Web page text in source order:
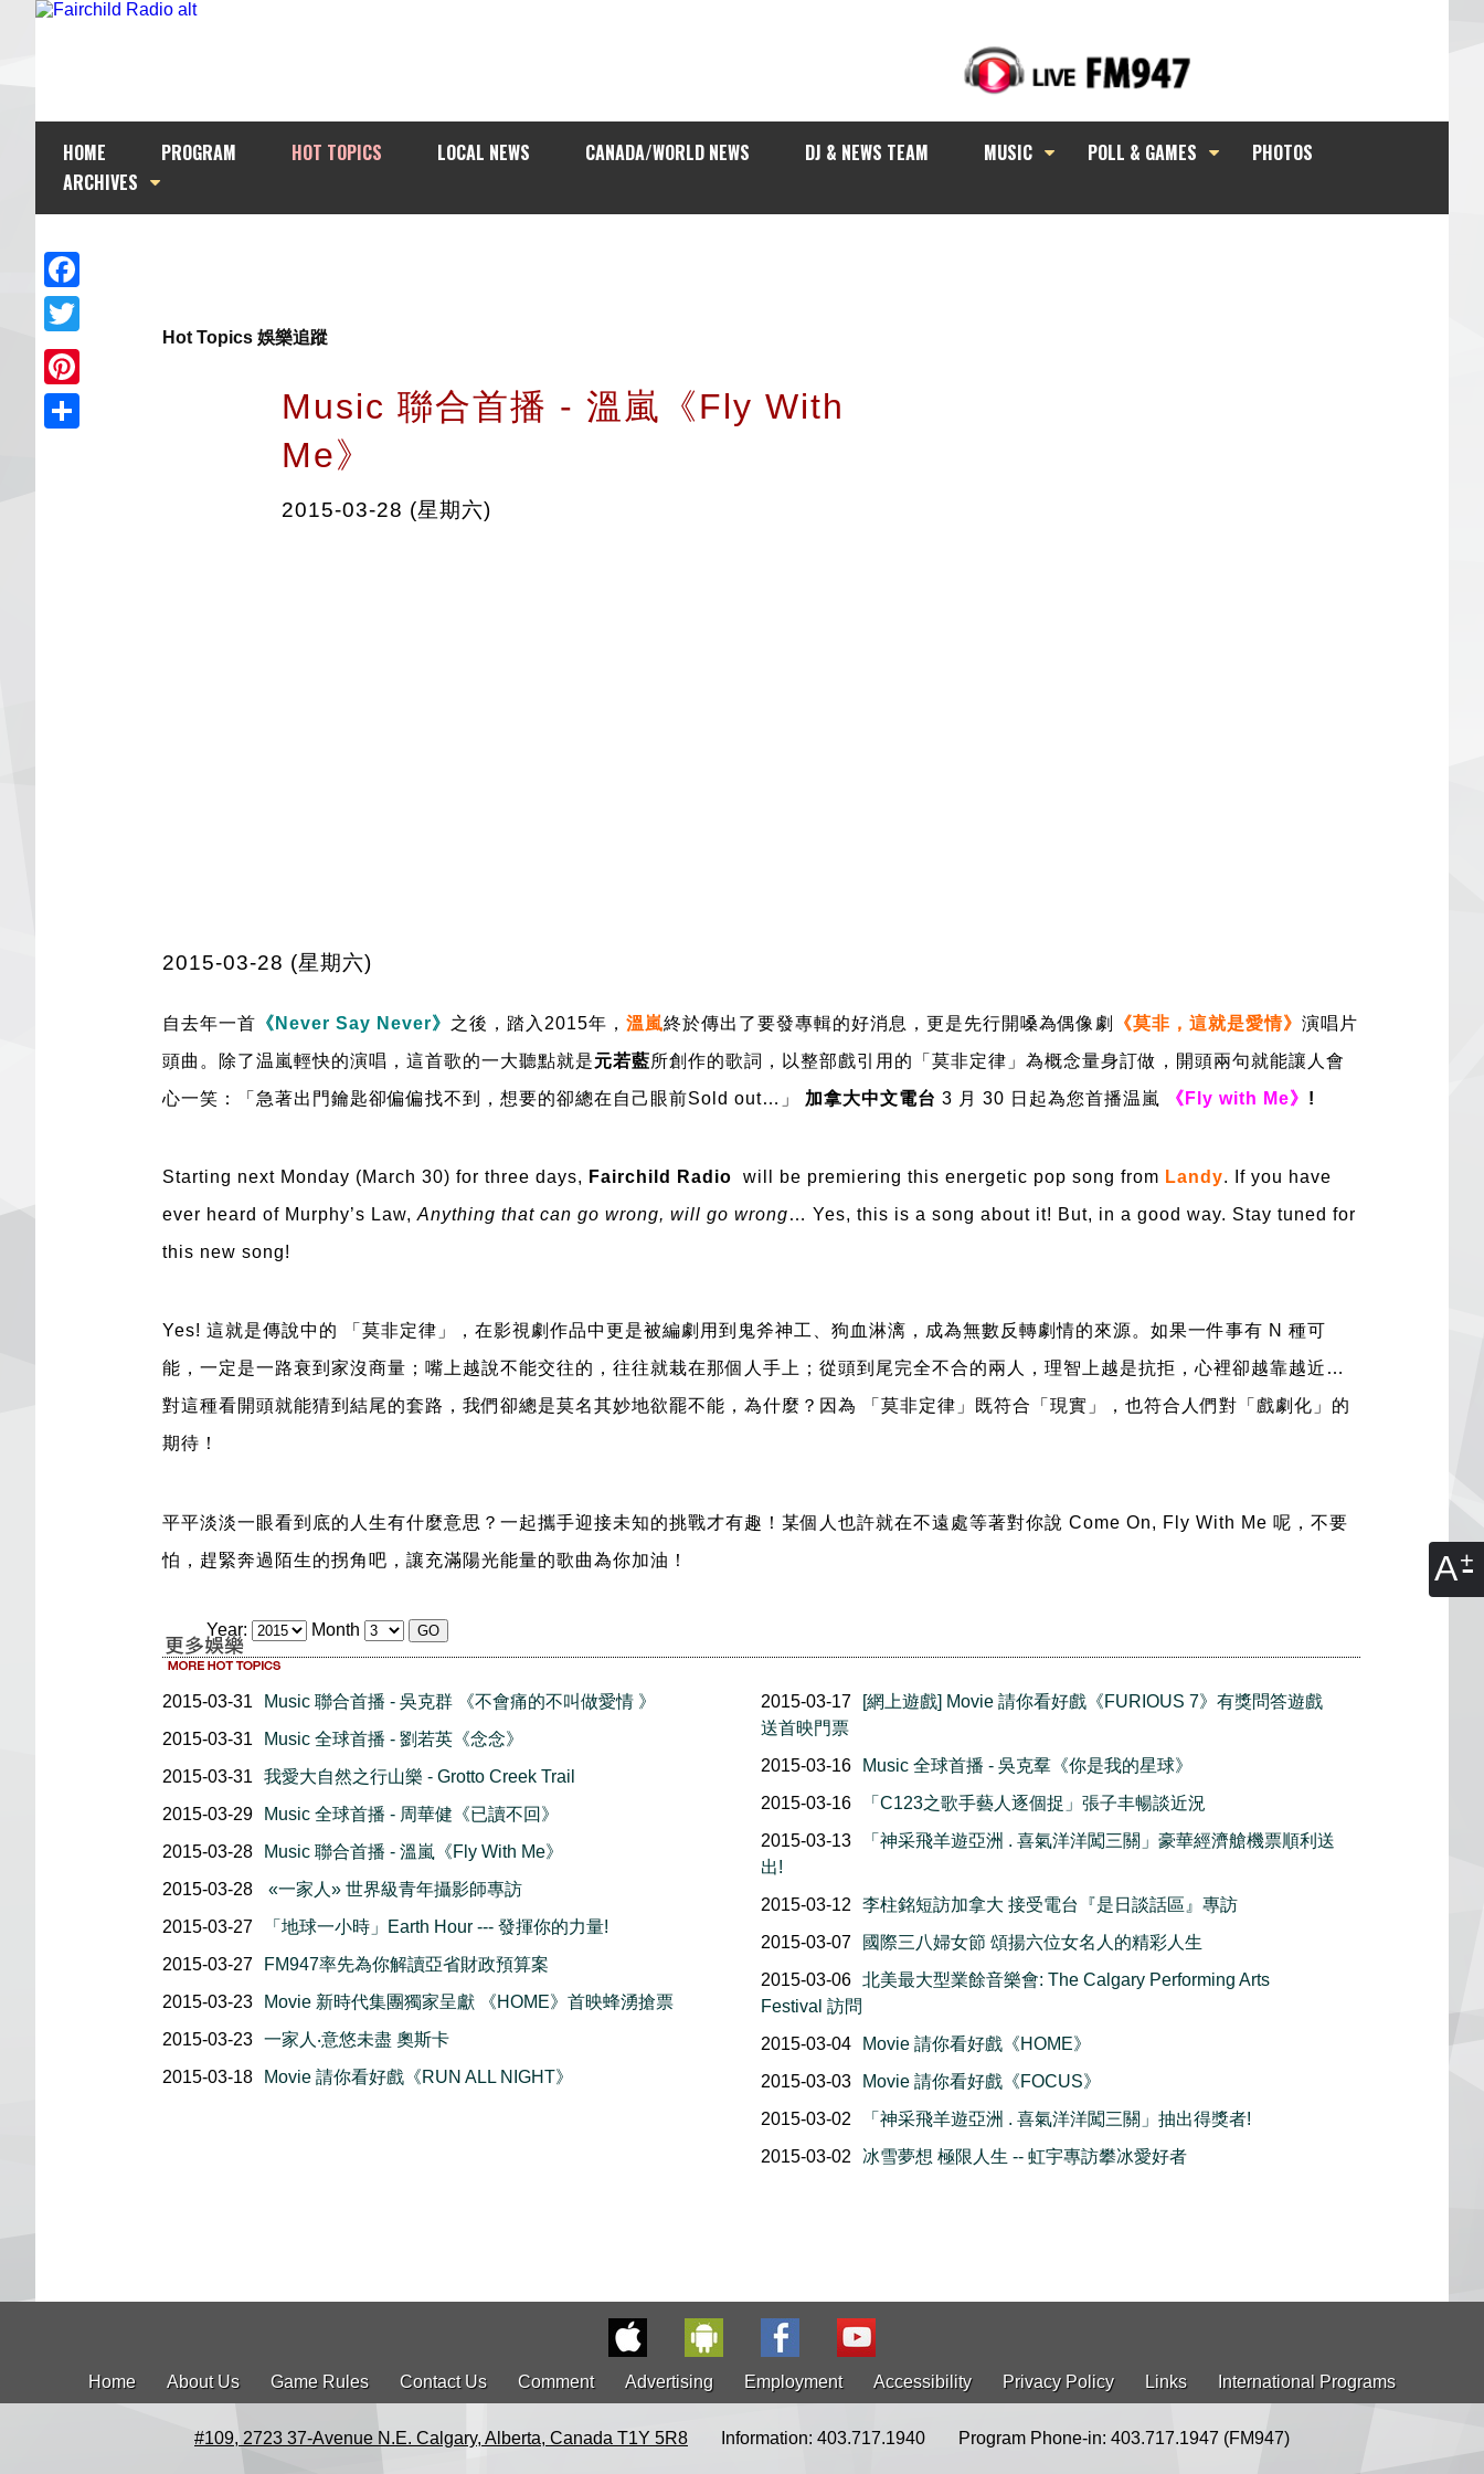
A
HOME PROGRAM HOT TOPICS LOCAL NEWS CANADA/WORLD NEWS DJ & NEWS TEAM MUSIC POLL & GAMES
PHOTOS
ARCHIVES
Facebook
Twitter
Pinterest
Hot Topics 娛樂追蹤
Music 聯合首播 - 溫嵐《Fly With
Me》
2015-03-28 (星期六)
2015-03-28 (星期六)
自去年一首 《Never Say Never》 之後，踏入2015年， 溫 嵐終於傳出了要發專輯的好消息，更是先行開嗓為偶像劇 《莫非，這就是愛情》 演唱片
頭曲。除了温 嵐輕快的演唱，這首歌的一大聽點就是元若藍所創作的歌詞，以整部戲引用的 「 莫非定律 」 為概念量身訂做，開頭兩句就能讓人會
心一笑：「急著出門鑰匙卻偏偏找不到，想要的卻總在自己眼前Sold out…」 加拿大中文電台 3 月 30 日 起為您首播温嵐 《Fly with Me》 !
Starting next Monday (March 30) for three days, Fairchild Radio will be premiering this energetic pop song from Landy. If you have
ever heard of Murphy’s Law, Anything that can go wrong, will go wrong… Yes, this is a song about it! But, in a good way. Stay tuned for
this new song!
Yes! 這就是傳說中的 「莫非定律」，在影視劇作品中更是被編劇用到鬼斧神工、狗血淋漓，成為無數反轉劇情的來源。如果一件事有 N 種可
能，一定是一路衰到家沒商量；嘴上 越說不能交往的，往往就栽在那個人手上；從頭到尾完全不合的兩人，理智上越是抗拒，心裡卻越靠越近…
對這種看開頭就能猜到結尾的套路，我們卻總是莫名其妙地欲罷不能，為什麼？因為
「莫非定律 」 既符合 「 現實 」 ，也符合人們對 「 戲劇化 」 的
期待！
平平淡淡一眼看到底的人生有什麼意思？一起攜手迎接未知的挑戰才有趣！某個人也許就在不遠處等著對你說 Come On, Fly With Me 呢，不要
怕，趕緊奔過陌生的拐角吧，讓充滿陽光能量的歌曲為你加油！
Year: Month
2015-03-31
Music 聯合首播 - 吳克群 《不會痛的不叫做愛情 》
2015-03-31
Music 全球首播 - 劉若英《念念》
2015-03-31
我愛大自然之行山樂 - Grotto Creek Trail
2015-03-29
Music 全球首播 - 周華健《已讀不回》
2015-03-28
Music 聯合首播 - 溫嵐《Fly With Me》
2015-03-28
«一家人» 世界級青年攝影師專訪
2015-03-27
「地球一小時」Earth Hour --- 發揮你的力量!
2015-03-27
FM947率先為你解讀亞省財政預算案
2015-03-23
Movie 新時代集團獨家呈獻 《HOME》首映蜂湧搶票
2015-03-23 一家人‧意悠未盡 奧斯卡
2015-03-18
Movie 請你看好戲《RUN ALL NIGHT》
2015-03-17
[網上遊戲] Movie 請你看好戲《FURIOUS 7》有獎問答遊戲
送首映門票
2015-03-16
Music 全球首播 - 吳克羣《你是我的星球》
2015-03-16
「C123之歌手藝人逐個捉」張子丰暢談近況
2015-03-13
「神采飛羊遊亞洲 . 喜氣洋洋闖三關」豪華經濟艙機票順利送
出!
2015-03-12
李柱銘短訪加拿大 接受電台『是日談話區』專訪
2015-03-07
國際三八婦女節 頌揚六位女名人的精彩人生
2015-03-06
北美最大型業餘音樂會: The Calgary Performing Arts
Festival 訪問
2015-03-04
Movie 請你看好戲《HOME》
2015-03-03
Movie 請你看好戲《FOCUS》
2015-03-02
「神采飛羊遊亞洲 . 喜氣洋洋闖三關」抽出得獎者!
2015-03-02
冰雪夢想 極限人生 -- 虹宇專訪攀冰愛好者
Home About Us Game Rules Contact Us Comment Advertising Employment Accessibility Privacy Policy Links International Programs
#109, 2723 37-Avenue N.E. Calgary, Alberta, Canada T1Y 5R8 Information: 403.717.1940 Program Phone-in: 403.717.1947 (FM947)